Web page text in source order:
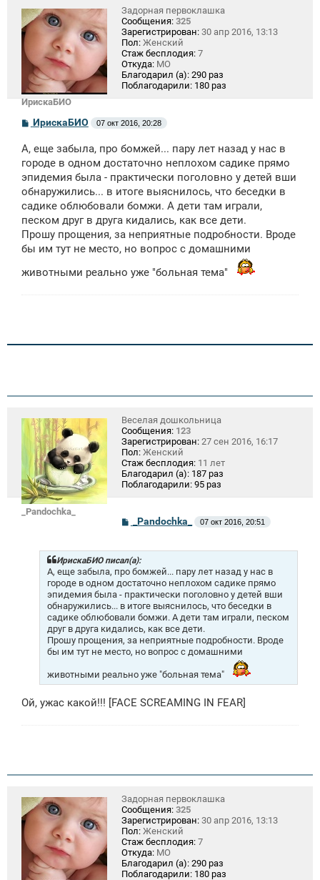
ИрискаБИО
Задорная первоклашка
Сообщения: 325
Зарегистрирован: 30 апр 2016, 13:13
Пол: Женский
Стаж бесплодия: 7
Откуда: МО
Благодарил (а): 290 раз
Поблагодарили: 180 раз
С
б
щ
е
н
и
ИрискаБИО 07 окт 2016, 20:28
А, еще забыла, про бомжей... пару лет назад у нас в
городе в одном достаточно неплохом садике прямо
эпидемия была - практически поголовно у детей вши
обнаружились... в итоге выяснилось, что беседки в
садике облюбовали бомжи. А дети там играли,
песком друг в друга кидались, как все дети.
Прошу прощения, за неприятные подробности. Вроде
бы им тут не место, но вопрос с домашними
животными реально уже "больная тема"
_Pandochka_
Веселая дошкольница
Сообщения: 123
Зарегистрирован: 27 сен 2016, 16:17
Пол: Женский
Стаж бесплодия: 11 лет
Благодарил (а): 187 раз
Поблагодарили: 95 раз
о
б
щ
е
н
и
е
_Pandochka_ 07 окт 2016, 20:51
ИрискаБИО писал(а):
А, еще забыла, про бомжей... пару лет назад у нас в
городе в одном достаточно неплохом садике прямо
эпидемия была - практически поголовно у детей вши
обнаружились... в итоге выяснилось, что беседки в
садике облюбовали бомжи. А дети там играли, песком
друг в друга кидались, как все дети.
Прошу прощения, за неприятные подробности. Вроде
бы им тут не место, но вопрос с домашними
животными реально уже "больная тема"
Ой, ужас какой!!! [FACE SCREAMING IN FEAR]
Задорная первоклашка
Сообщения: 325
Зарегистрирован: 30 апр 2016, 13:13
Пол: Женский
Стаж бесплодия: 7
Откуда: МО
Благодарил (а): 290 раз
Поблагодарили: 180 раз